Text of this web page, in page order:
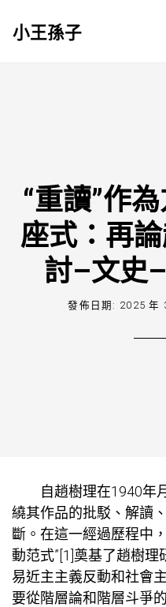
小王孫子
“重讀”作
座式：再
討–文史
發佈日期: 2025 年
自趙樹理在1940年
繞其作品的批駁、解讀
斷。在這一經過歷程中
動范式”[1]奠基了趙樹
易近主主義反動和社會
要從階層論和階層斗爭